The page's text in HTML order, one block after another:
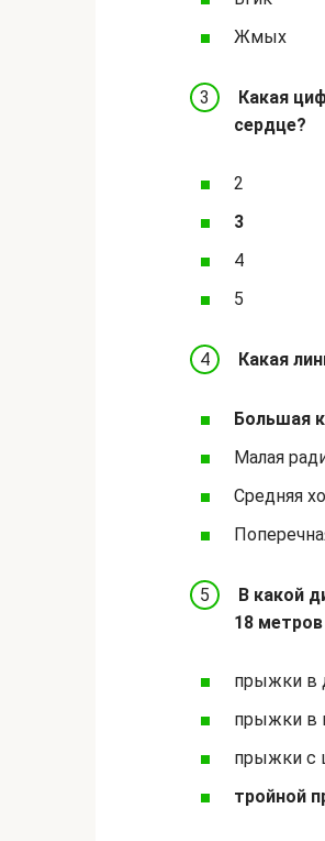
Жмых
Какая
сердце?
2
3
4
5
Какая
Большая
Малая
Средняя
В какой
18
прыжки в
прыжки в
прыжки с
тройной